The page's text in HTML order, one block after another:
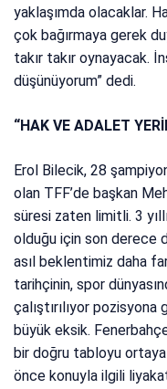
yaklaşımda olacaklar.
çok bağırmaya gerek
takır takır oynayacak.
düşünüyorum” dedi.
“HAK VE ADALET
Erol Bilecik, 28
olan TFF’de başkan
süresi zaten limitli. 3
olduğu için son derece
asıl beklentimiz daha
tarihçinin, spor
çalıştırılıyor
büyük eksik.
bir doğru tabloyu ortaya
önce konuyla ilgili